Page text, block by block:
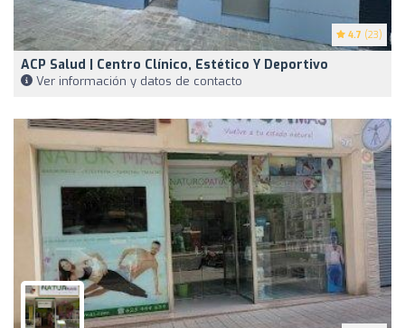
4.7 (23)
ACP Salud | Centro Clínico, Estético Y Deportivo
Ver información y datos de contacto